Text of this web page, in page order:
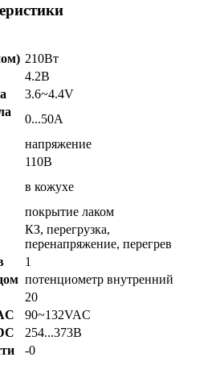
210Вт
4.2В
3.6~4.4V
0...50А
напряжение
110В
в кожухе
покрытие лаком
КЗ, перегрузка,
перенапряжение, перегрев
1
потенциометр внутренний
20
90~132VAC
254...373В
-0